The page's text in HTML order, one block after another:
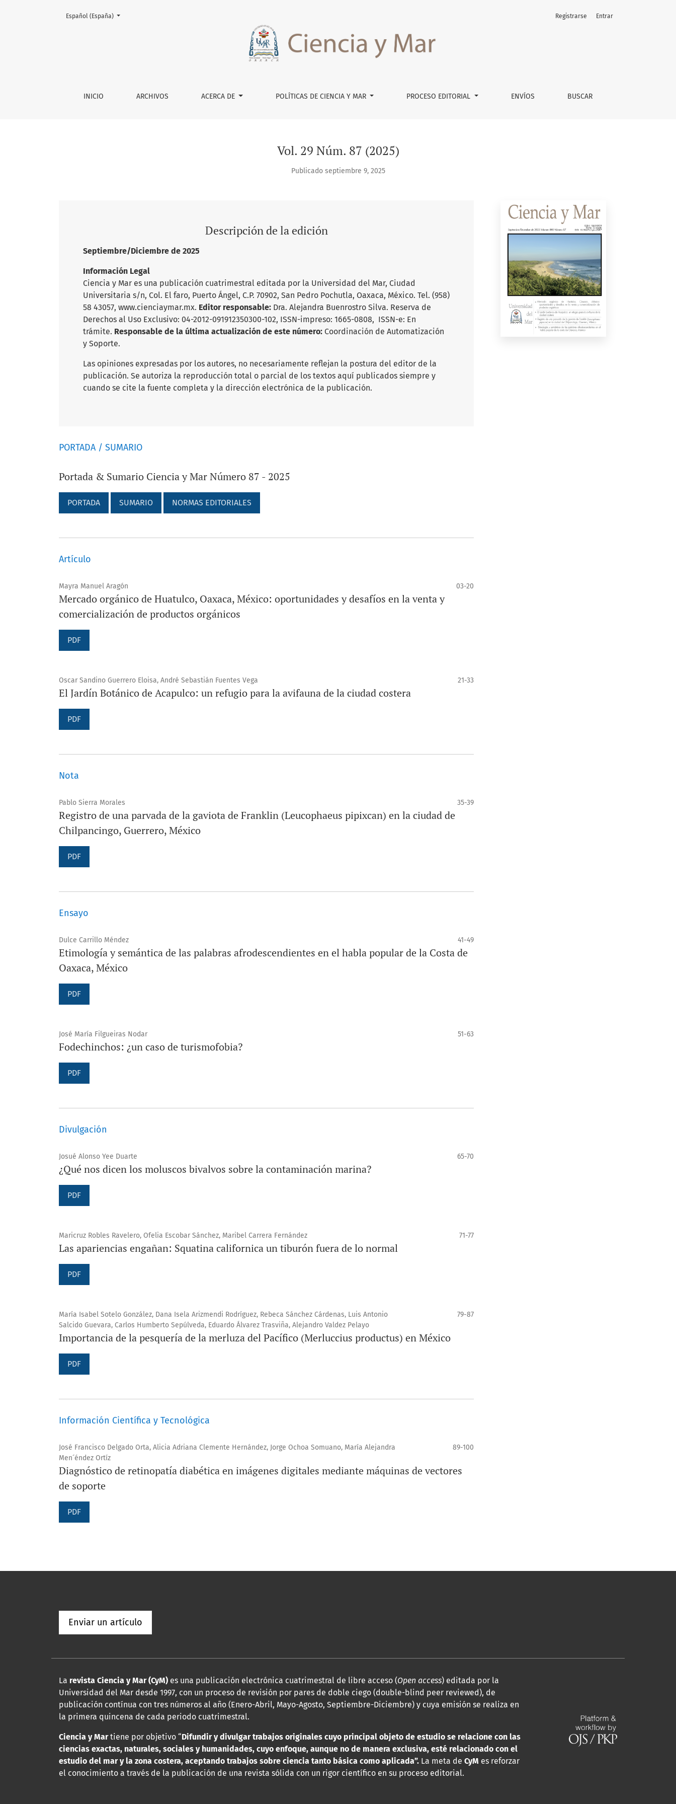
Vol. 29 Núm. 87 (2025)
INICIO ARCHIVOS ACERCA DE POLÍTICAS DE CIENCIA Y MAR PROCESO EDITORIAL ENVÍOS BUSCAR
Registrarse Entrar
Cambiar el idioma. El actual es:
Español (España)
Vol. 29 Núm. 87 (2025)
Publicado septiembre 9, 2025
Descripción de la edición
Septiembre/Diciembre de 2025
Información Legal
Ciencia y Mar es una publicación cuatrimestral editada por la Universidad del Mar, Ciudad
Universitaria s/n, Col. El faro, Puerto Ángel, C.P. 70902, San Pedro Pochutla, Oaxaca, México. Tel. (958)
58 43057, www.cienciaymar.mx. Editor responsable: Dra. Alejandra Buenrostro Silva. Reserva de
Derechos al Uso Exclusivo: 04-2012-091912350300-102, ISSN-impreso: 1665-0808, ISSN-e: En
trámite. Responsable de la última actualización de este número: Coordinación de Automatización
y Soporte.
Las opiniones expresadas por los autores, no necesariamente reflejan la postura del editor de la
publicación. Se autoriza la reproducción total o parcial de los textos aquí publicados siempre y
cuando se cite la fuente completa y la dirección electrónica de la publicación.
PORTADA / SUMARIO
Portada & Sumario Ciencia y Mar Número 87 - 2025
PORTADA SUMARIO NORMAS EDITORIALES
Artículo
Mayra Manuel Aragón 03-20
Mercado orgánico de Huatulco, Oaxaca, México: oportunidades y desafíos en la venta y
comercialización de productos orgánicos
PDF
Oscar Sandino Guerrero Eloisa, André Sebastián Fuentes Vega 21-33
El Jardín Botánico de Acapulco: un refugio para la avifauna de la ciudad costera
PDF
Nota
Pablo Sierra Morales 35-39
Registro de una parvada de la gaviota de Franklin (Leucophaeus pipixcan) en la ciudad de
Chilpancingo, Guerrero, México
PDF
Ensayo
Dulce Carrillo Méndez 41-49
Etimología y semántica de las palabras afrodescendientes en el habla popular de la Costa de
Oaxaca, México
PDF
José María Filgueiras Nodar 51-63
Fodechinchos: ¿un caso de turismofobia?
PDF
Divulgación
Josué Alonso Yee Duarte 65-70
¿Qué nos dicen los moluscos bivalvos sobre la contaminación marina?
PDF
Maricruz Robles Ravelero, Ofelia Escobar Sánchez, Maribel Carrera Fernández 71-77
Las apariencias engañan: Squatina californica un tiburón fuera de lo normal
PDF
María Isabel Sotelo González, Dana Isela Arizmendi Rodríguez, Rebeca Sánchez Cárdenas, Luis Antonio
Salcido Guevara, Carlos Humberto Sepúlveda, Eduardo Álvarez Trasviña, Alejandro Valdez Pelayo
79-87
Importancia de la pesquería de la merluza del Pacífico (Merluccius productus) en México
PDF
Información Científica y Tecnológica
José Francisco Delgado Orta, Alicia Adriana Clemente Hernández, Jorge Ochoa Somuano, María Alejandra
Men´éndez Ortíz
89-100
Diagnóstico de retinopatía diabética en imágenes digitales mediante máquinas de vectores
de soporte
PDF
Enviar un artículo
La revista Ciencia y Mar (CyM) es una publicación electrónica cuatrimestral de libre acceso (Open access) editada por la
Universidad del Mar desde 1997, con un proceso de revisión por pares de doble ciego (double-blind peer reviewed), de
publicación contínua con tres números al año (Enero-Abril, Mayo-Agosto, Septiembre-Diciembre) y cuya emisión se realiza en
la primera quincena de cada periodo cuatrimestral.
Ciencia y Martiene por objetivo “Difundir y divulgar trabajos originales cuyo principal objeto de estudio se relacione con las
ciencias exactas, naturales, sociales y humanidades, cuyo enfoque, aunque no de manera exclusiva, esté relacionado con el
estudio del mar y la zona costera, aceptando trabajos sobre ciencia tanto básica como aplicada”. La meta de CyM es reforzar
el conocimiento a través de la publicación de una revista sólida con un rigor científico en su proceso editorial.